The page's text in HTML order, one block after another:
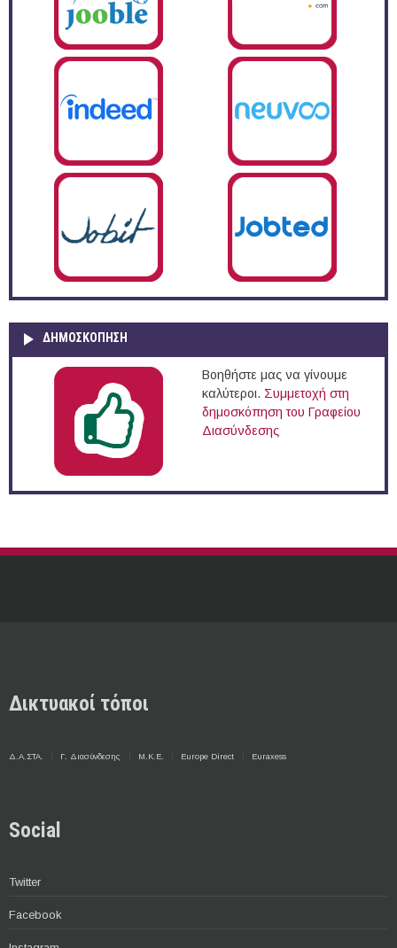
ΔΗΜΟΣΚΌΠΗΣΗ
Βοηθήστε μας να γίνουμε
καλύτεροι. Συμμετοχή στη
δημοσκόπηση του Γραφείου
Διασύνδεσης
Δικτυακοί τόποι
Δ.Α.ΣΤΑ. Γ. Διασύνδεσης Μ.Κ.Ε. Europe Direct Euraxess
Social
Twitter
Facebook